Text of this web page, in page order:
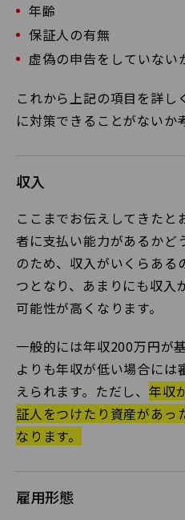
年齢
保証人の有無
虚偽の申告をしていない
これから上記の項目を詳し
に対策できることがないか
収入
ここまでお伝えしてきたと
者に支払い能力があるかど
のため、収入がいくらある
つとなり、あまりにも収入
可能性が高くなります。
一般的には年収200万円が
よりも年収が低い場合には
えられます。ただし、年収
証人をつけたり資産があっ
なります。
雇用形態